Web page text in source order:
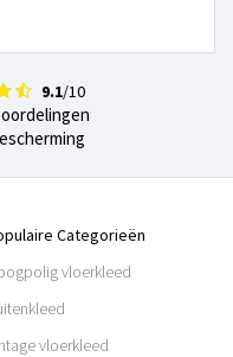
9.1/10
Categorieën
vloerkleed
vloerkleed